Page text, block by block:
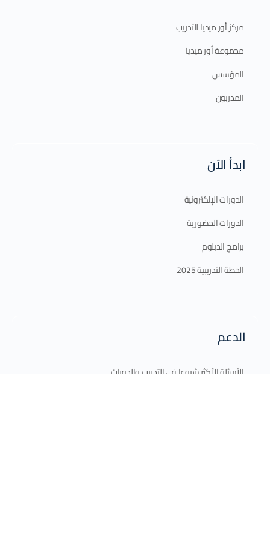
مركز أور ميديا للتدريب
مجموعة أور ميديا
المؤسس
المدربون
ابدأ الآن
الدورات الإلكترونية
الدورات الحضورية
برامج الدبلوم
الخطة التدريبية 2025
الدعم
الأسئلة الأكثر شيوعا في التدريب والدورات